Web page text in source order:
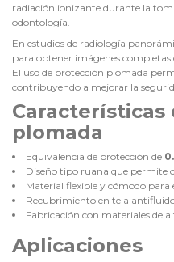
radiación ionizante durante la
odontología.
En estudios de radiología
para obtener imágenes
El uso de protección plomada
contribuyendo a mejorar la
Características
plomada
Equivalencia de protección de
Diseño tipo ruana que permite
Material flexible y cómodo para
Recubrimiento en tela
Fabricación con materiales de
Aplicaciones